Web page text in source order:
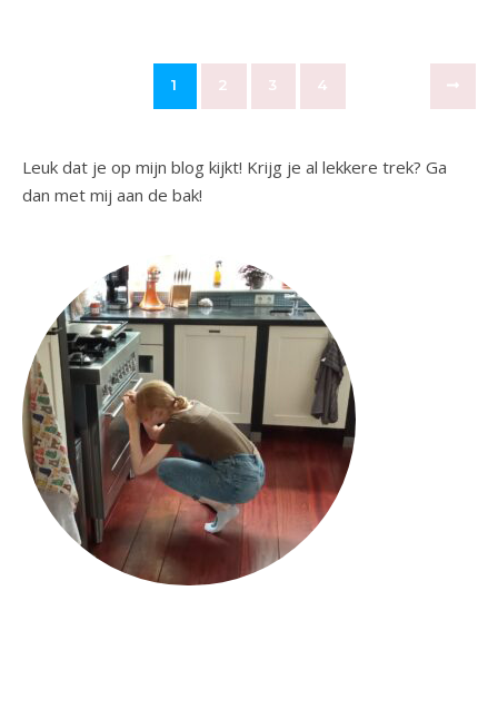
1 2 3 4
Leuk dat je op mijn blog kijkt! Krijg je al lekkere trek? Ga
dan met mij aan de bak!